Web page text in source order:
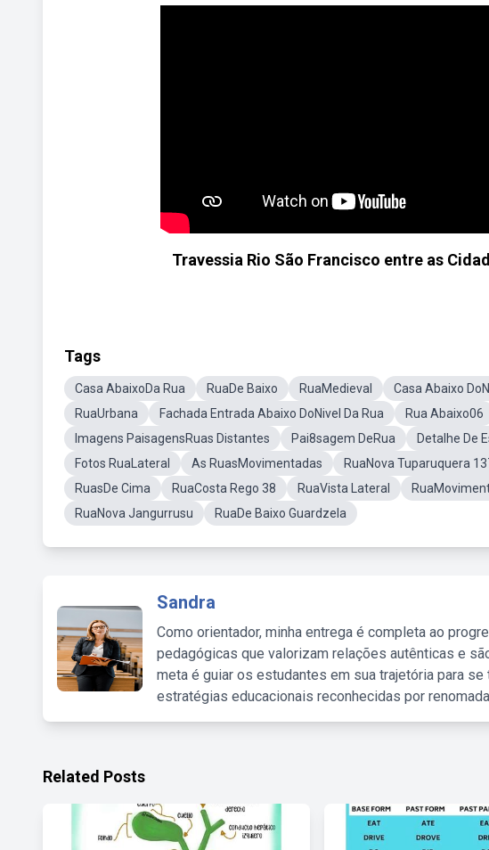
Travessia Rio São Francisco entre as
Tags
Casa AbaixoDa Rua RuaDe Baixo RuaMedieval Casa Abaixo
RuaUrbana
Fachada Entrada Abaixo DoNivel Da Rua Rua Abaixo06
Imagens PaisagensRuas Distantes
Pai8sagem DeRua Detalhe De
Fotos RuaLateral
As RuasMovimentadas RuaNova Tuparuquera
RuasDe Cima
RuaCosta Rego 38 RuaVista Lateral
RuaNova Jangurrusu
RuaDe Baixo Guardzela
Sandra
Como orientador, minha entrega é completa ao
pedagógicas que valorizam relações autênticas e
meta é guiar os estudantes em sua trajetória para
estratégias educacionais reconhecidas por
Related Posts